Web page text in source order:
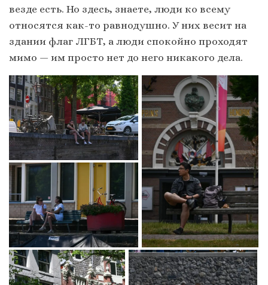
везде есть. Но здесь, знаете, люди ко всему
относятся как-то равнодушно. У них весит на
здании флаг ЛГБТ, а люди спокойно проходят
мимо — им просто нет до него никакого дела.